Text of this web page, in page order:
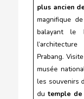
plus ancien
magnifique
balayant le
Prabang.
musée
les souvenirs
dutemple de